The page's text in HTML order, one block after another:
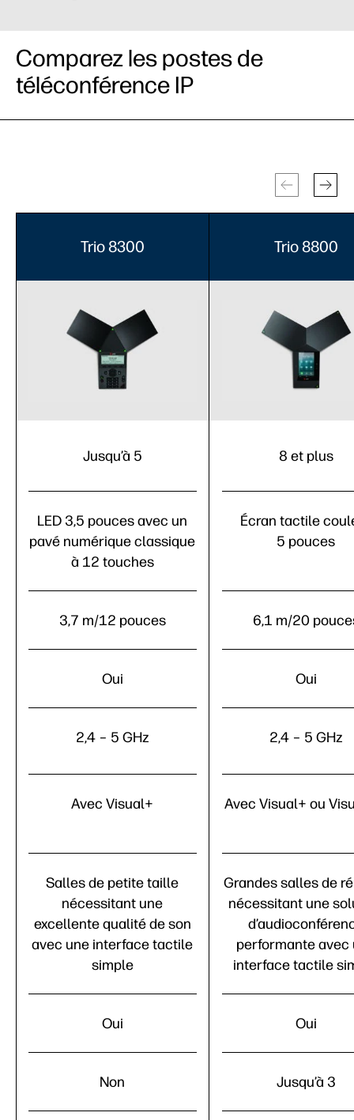
Comparez les postes de
téléconférence IP
Trio 8300
Jusqu’à 5
LED 3,5 pouces avec un
pavé numérique classique
à 12 touches
3,7 m/12 pouces
Oui
2,4 – 5 GHz
Avec Visual+
Salles de petite taille
nécessitant une
excellente qualité de son
avec une interface tactile
simple
Oui
Non
Trio 8800
8 et plus
Écran tactile
5 pouces
6,1 m/20
Oui
2,4 – 5 GHz
Avec Visual+ ou
Grandes salles de
nécessitant une
performante avec
interface tactile
Oui
Jusqu’à 3